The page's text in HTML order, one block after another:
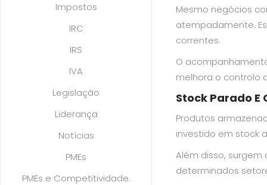
Impostos
IRC
IRS
IVA
Legislação
Liderança
Notícias
PMEs
PMEs e Competitividade.
Mesmo negócios
atempadamente.
correntes.
O
melhora o controlo
Stock Parado
Produtos
investido em stock
Além disso,
determinados